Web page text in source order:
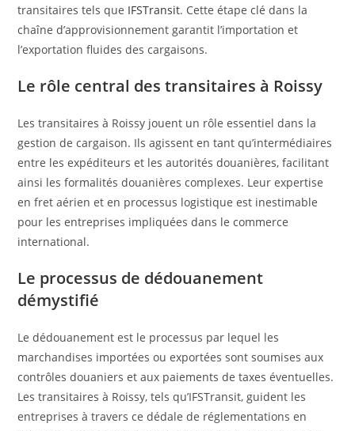
transitaires tels que IFSTransit. Cette étape clé dans la
chaîne d’approvisionnement garantit l’importation et
l’exportation fluides des cargaisons.
Le rôle central des transitaires à Roissy
Les transitaires à Roissy jouent un rôle essentiel dans la
gestion de cargaison. Ils agissent en tant qu’intermédiaires
entre les expéditeurs et les autorités douanières, facilitant
ainsi les formalités douanières complexes. Leur expertise
en fret aérien et en processus logistique est inestimable
pour les entreprises impliquées dans le commerce
international.
Le processus de dédouanement
démystifié
Le dédouanement est le processus par lequel les
marchandises importées ou exportées sont soumises aux
contrôles douaniers et aux paiements de taxes éventuelles.
Les transitaires à Roissy, tels qu’IFSTransit, guident les
entreprises à travers ce dédale de réglementations en